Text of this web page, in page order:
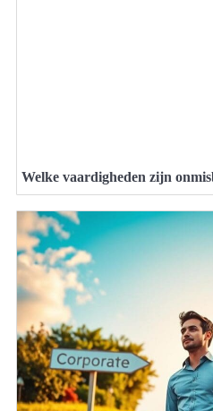
Welke vaardigheden zijn